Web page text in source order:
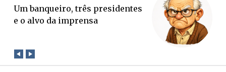
O Boato corre mais rápido que a
verdade. Mas quem paga a